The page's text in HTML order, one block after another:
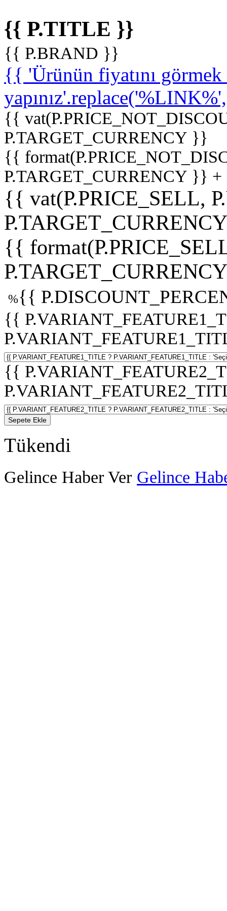
{{ P.TITLE }}
{{ P.BRAND }}
{{ 'Ürünün fiyatını
{{
P.TARGET_CURRENCY }}
{{
P.TARGET_CURRENCY }}
{{ vat(P.PRICE_SELL,
{{
%{{
{{
{{
Sepete Ekle
Tükendi
Gelince Haber Ver Gelince